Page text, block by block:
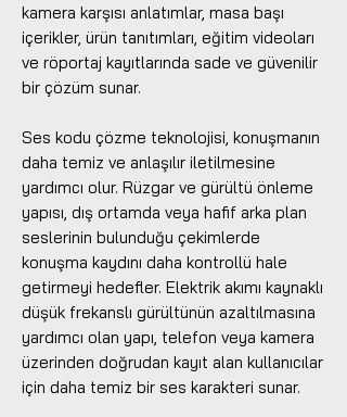
kamera karşısı anlatımlar, masa başı
içerikler, ürün tanıtımları, eğitim videoları
ve röportaj kayıtlarında sade ve güvenilir
bir çözüm sunar.
Ses kodu çözme teknolojisi, konuşmanın
daha temiz ve anlaşılır iletilmesine
yardımcı olur. Rüzgar ve gürültü önleme
yapısı, dış ortamda veya hafif arka plan
seslerinin bulunduğu çekimlerde
konuşma kaydını daha kontrollü hale
getirmeyi hedefler. Elektrik akımı kaynaklı
düşük frekanslı gürültünün azaltılmasına
yardımcı olan yapı, telefon veya kamera
üzerinden doğrudan kayıt alan kullanıcılar
için daha temiz bir ses karakteri sunar.